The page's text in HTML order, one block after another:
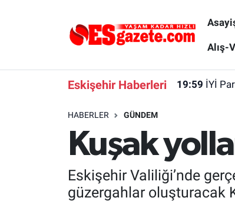
Alış-
Eskişehir Haberleri 19:59 İYİ
HABERLER GÜNDEM
Kuşak
Eskişehir Valiliği’nde
güzergahlar oluşturacak
Eskişehirspor Arşivi
Röportaj
Eskişehir Nöbetçi Eczaneler
Süper Lig Puan Durumu ve Fikstür
Son Dakika Haberleri